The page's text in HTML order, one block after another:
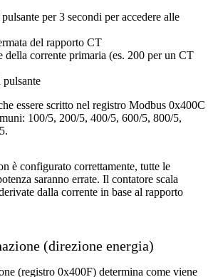
per 3 secondi per accedere alle
del rapporto CT
della corrente primaria (es. 200 per un CT
essere scritto nel registro Modbus 0x400C
100/5, 200/5, 400/5, 600/5, 800/5,
è configurato correttamente, tutte le
saranno errate. Il contatore scala
dalla corrente in base al rapporto
(direzione energia)
(registro 0x400F) determina come viene